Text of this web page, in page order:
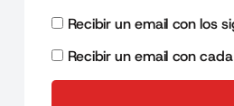
Recibir un email con los
Recibir un email con